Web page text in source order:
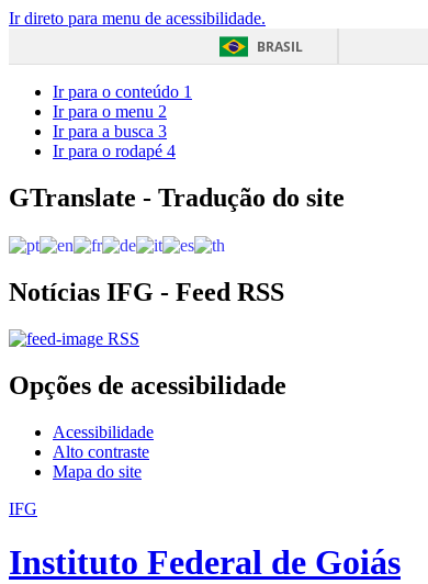
Ir direto para menu de acessibilidade.
BRASIL
Ir para o conteúdo 1
Ir para o menu 2
Ir para a busca 3
Ir para o rodapé 4
GTranslate - Tradução do site
Notícias IFG - Feed RSS
RSS
Opções de acessibilidade
Acessibilidade
Alto contraste
Mapa do site
IFG
Instituto Federal de Goiás